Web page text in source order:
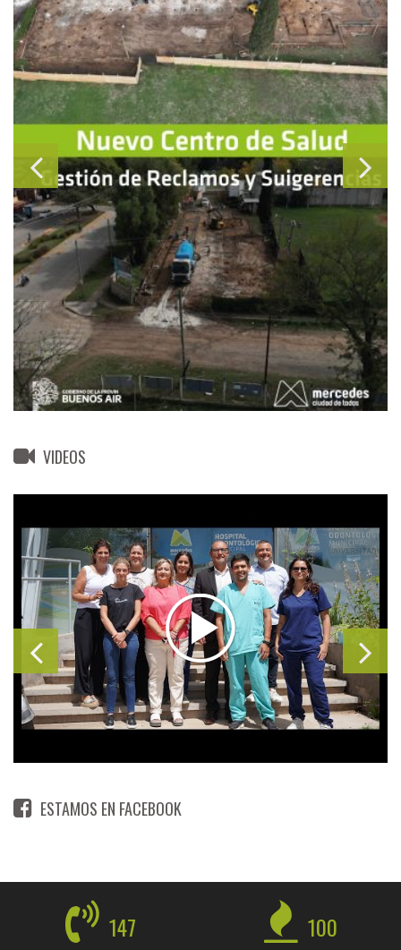
VIDEOS
ESTAMOS EN FACEBOOK
147 100